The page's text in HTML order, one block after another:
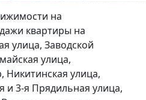
на
квартиры на
улица, Заводской
улица,
Никитинская улица,
и 3-я Прядильная улица,